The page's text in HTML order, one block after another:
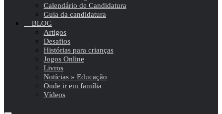
Calendário de Candidatura
Guia da candidatura
BLOG
Artigos
Desafios
Histórias para crianças
Jogos Online
Livros
Notícias » Educação
Onde ir em família
Vídeos